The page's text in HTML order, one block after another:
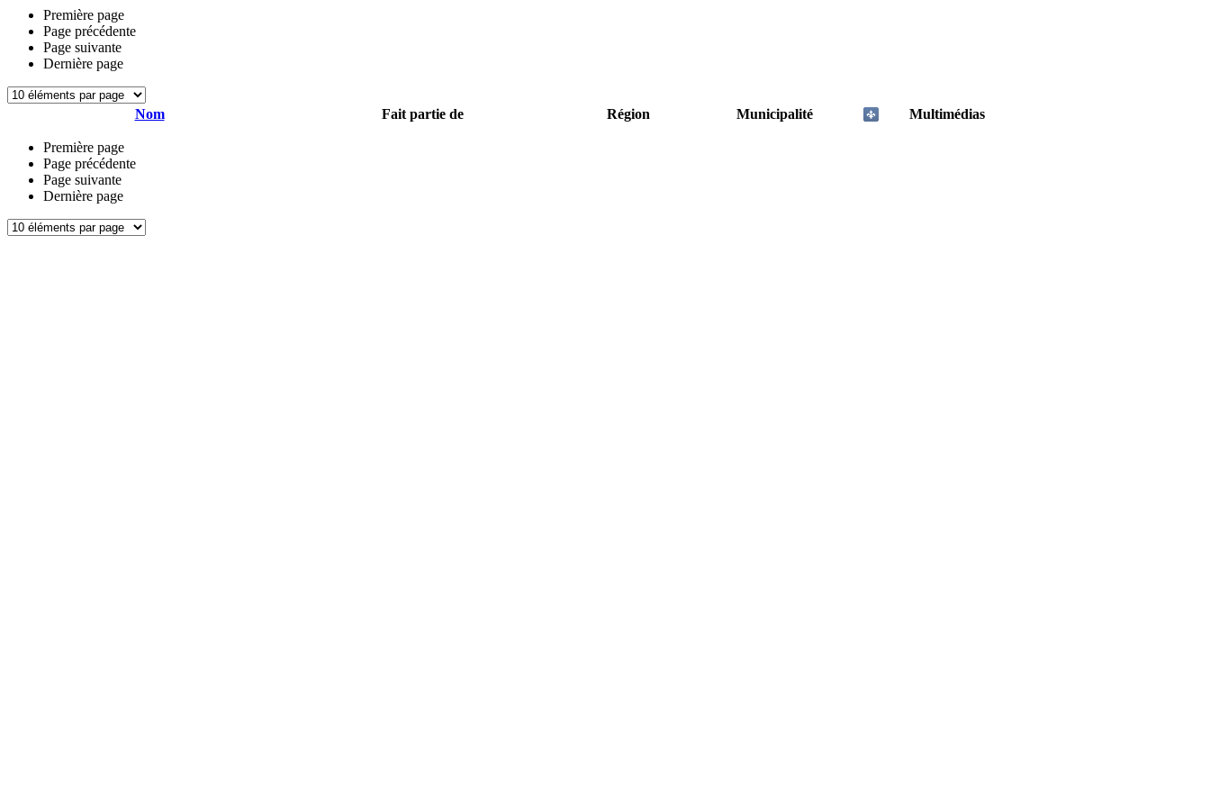
Première page
Page précédente
Page suivante
Dernière page
Nom Fait partie de Région Municipalité Multimédias
Première page
Page précédente
Page suivante
Dernière page